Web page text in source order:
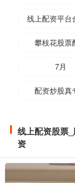
线上配资平台
攀枝花股票
7月
配资炒股真
线上配资股票
资